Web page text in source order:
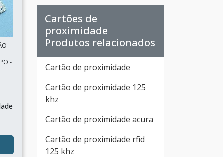
-
Cartões de
proximidade
Produtos relacionados
Cartão de proximidade
Cartão de proximidade 125
khz
Cartão de proximidade acura
Cartão de proximidade rfid
125 khz